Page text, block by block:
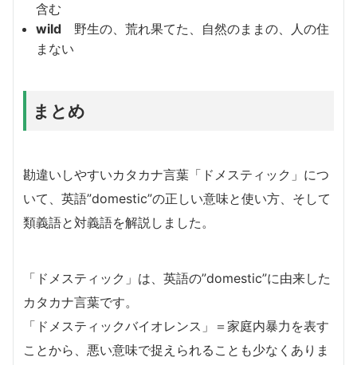
含む
wild 野生の、荒れ果てた、自然のままの、人の住
まない
まとめ
勘違いしやすいカタカナ言葉「ドメスティック」につ
いて、英語”domestic”の正しい意味と使い方、そして
類義語と対義語を解説しました。
「ドメスティック」は、英語の”domestic”に由来した
カタカナ言葉です。
「ドメスティックバイオレンス」＝家庭内暴力を表す
ことから、悪い意味で捉えられることも少なくありま